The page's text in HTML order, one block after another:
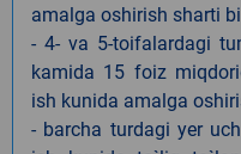
amalga oshirish sharti
- 4- va 5-toifalardagi
kamida 15 foiz
ish kunida amalga
- barcha turdagi yer